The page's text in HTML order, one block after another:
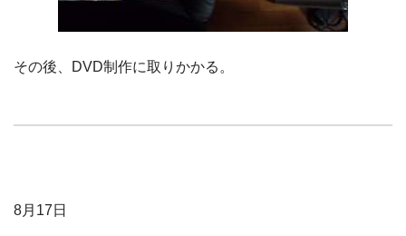
その後、DVD制作に取りかかる。
8月17日